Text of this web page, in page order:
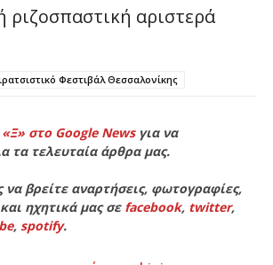
ριζοσπαστική αριστερά
Φεστιβάλ Θεσσαλονίκης
«Ξ» στο Google Newsγια να
τα τελευταία άρθρα μας.
να βρείτε αναρτήσεις, φωτογραφίες,
ηχητικά μας σε facebook, twitter,
, spotify.